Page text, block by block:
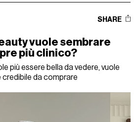
SHARE
vuole sembrare
più clinico?
più essere bella da vedere, vuole
credibile da comprare